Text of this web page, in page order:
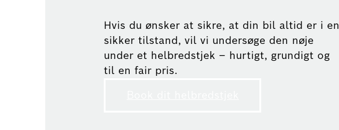
Hvis du ønsker at sikre, at din bil altid er i en
sikker tilstand, vil vi undersøge den nøje
under et helbredstjek – hurtigt, grundigt og
til en fair pris.